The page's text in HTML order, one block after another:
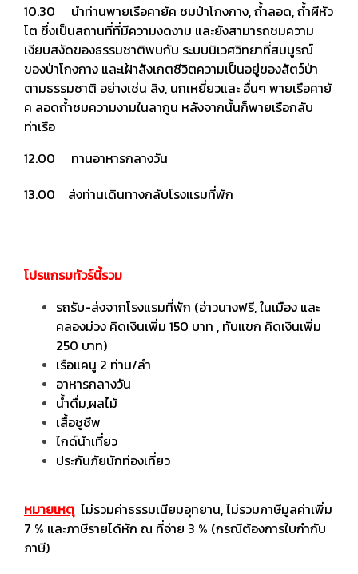
10.30 นำท่านพายเรือคายัค ชมป่าโกงกาง, ถ้ำลอด, ถ้ำผีหัว
โต ซึ่งเป็นสถานที่ที่มีความงดงาม และยังสามารถชมความ
เงียบสงัดของธรรมชาติพบกับ ระบบนิเวศวิทยาที่สมบูรณ์
ของป่าโกงกาง และเฝ้าสังเกตชีวิตความเป็นอยู่ของสัตว์ป่า
ตามธรรมชาติ อย่างเช่น ลิง, นกเหยี่ยวและ อื่นๆ พายเรือคายั
ค ลอดถ้ำชมความงามในลากูน หลังจากนั้นก็พายเรือกลับ
ท่าเรือ
12.00 ทานอาหารกลางวัน
13.00 ส่งท่านเดินทางกลับโรงแรมที่พัก
โปรแกรมทัวร์นี้รวม
รถรับ-ส่งจากโรงแรมที่พัก (อ่าวนางฟรี, ในเมือง และ
คลองม่วง คิดเงินเพิ่ม 150 บาท , ทับแขก คิดเงินเพิ่ม
250 บาท)
เรือแคนู 2 ท่าน/ลำ
อาหารกลางวัน
น้ำดื่ม,ผลไม้
เสื้อชูชีพ
ไกด์นำเที่ยว
ประกันภัยนักท่องเที่ยว
หมายเหตุ ไม่รวมค่าธรรมเนียมอุทยาน, ไม่รวมภาษีมูลค่าเพิ่ม
7 % และภาษีรายได้หัก ณ ที่จ่าย 3 % (กรณีต้องการใบกำกับ
ภาษี)